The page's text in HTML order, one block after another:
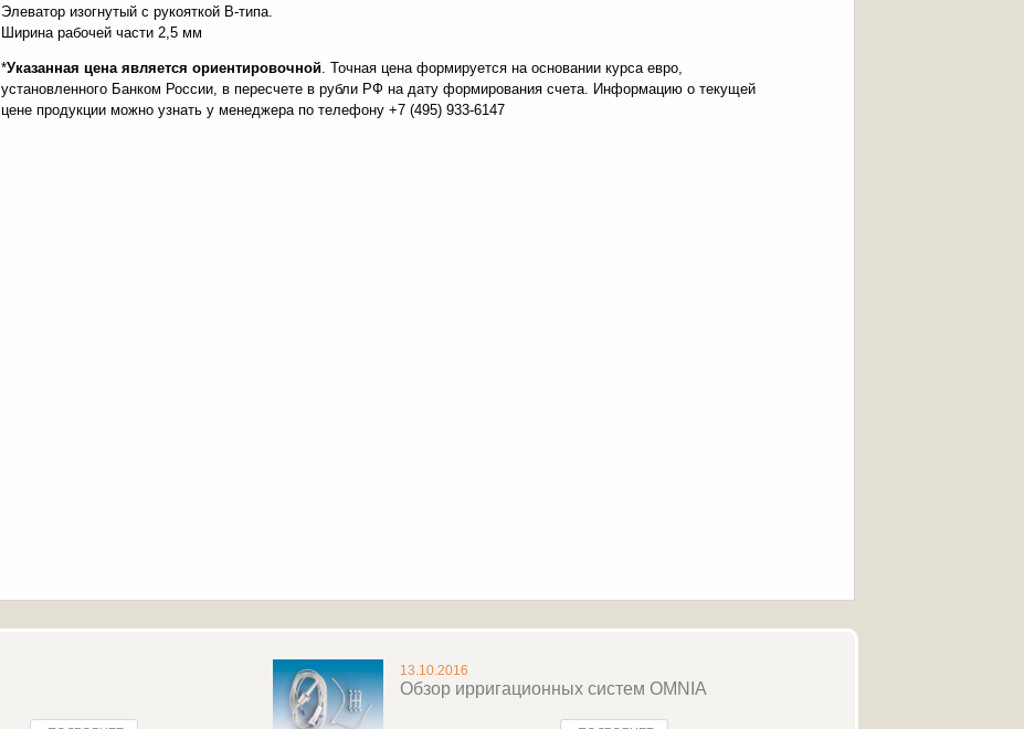
Элеватор изогнутый с рукояткой B-типа.
Ширина рабочей части 2,5 мм
*Указанная цена является ориентировочной. Точная цена формируется на основании курса евро,
установленного Банком России, в пересчете в рубли РФ на дату формирования счета. Информацию о текущей
цене продукции можно узнать у менеджера по телефону +7 (495) 933-6147
13.10.2016
Обзор ирригационных систем OMNIA